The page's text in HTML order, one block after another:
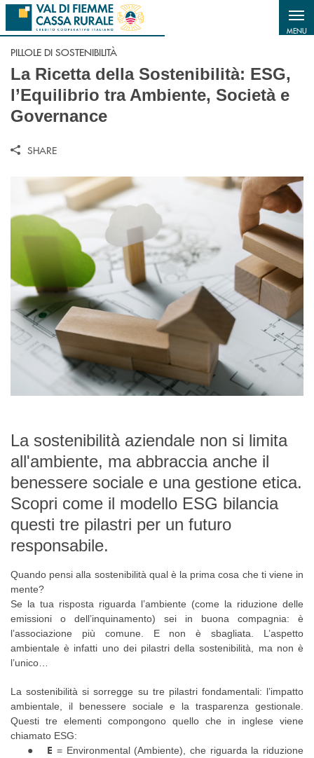
Salta al contenuto principale
MENU
PILLOLE DI SOSTENIBILITÀ
La Ricetta della Sostenibilità: ESG,
l’Equilibrio tra Ambiente, Società e
Governance
SHARE
La sostenibilità aziendale non si limita
all'ambiente, ma abbraccia anche il
benessere sociale e una gestione etica.
Scopri come il modello ESG bilancia
questi tre pilastri per un futuro
responsabile.
Quando pensi alla sostenibilità qual è la prima cosa che ti viene in
mente?
Se la tua risposta riguarda l’ambiente (come la riduzione delle
emissioni o dell’inquinamento) sei in buona compagnia: è
l’associazione più comune. E non è sbagliata. L’aspetto
ambientale è infatti uno dei pilastri della sostenibilità, ma non è
l’unico…
La sostenibilità si sorregge su tre pilastri fondamentali: l’impatto
ambientale, il benessere sociale e la trasparenza gestionale.
Questi tre elementi compongono quello che in inglese viene
chiamato ESG:
● E = Environmental (Ambiente), che riguarda la riduzione